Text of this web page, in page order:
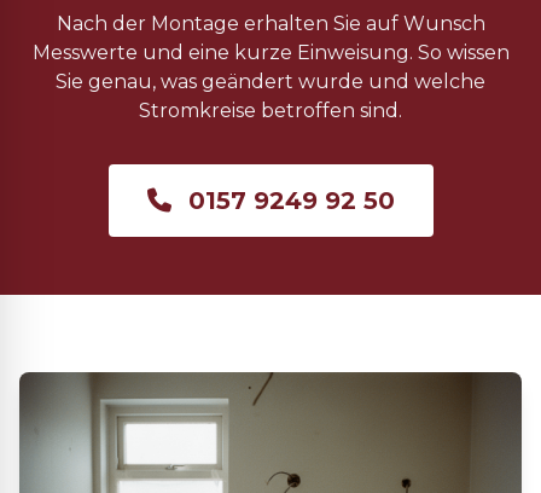
Nach der Montage erhalten Sie auf Wunsch
Messwerte und eine kurze Einweisung. So wissen
Sie genau, was geändert wurde und welche
Stromkreise betroffen sind.
0157 9249 92 50